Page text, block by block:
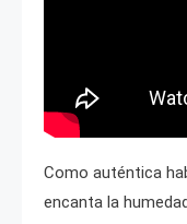
Como auténtica
encanta la